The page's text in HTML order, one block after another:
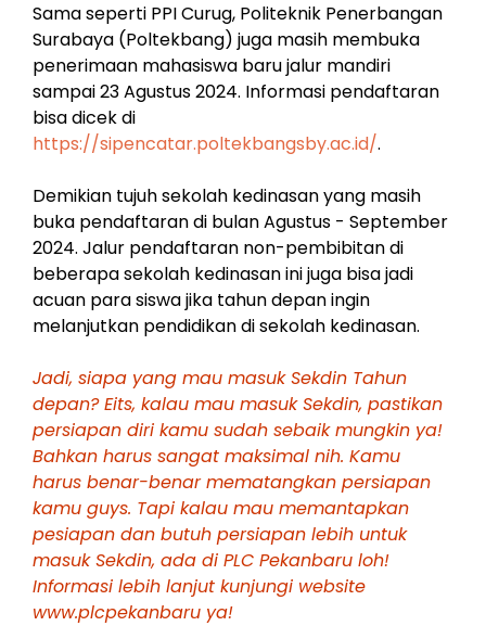
Sama seperti PPI Curug, Politeknik Penerbangan
Surabaya (Poltekbang) juga masih membuka
penerimaan mahasiswa baru jalur mandiri
sampai 23 Agustus 2024. Informasi pendaftaran
bisa dicek di
https://sipencatar.poltekbangsby.ac.id/.
Demikian tujuh sekolah kedinasan yang masih
buka pendaftaran di bulan Agustus - September
2024. Jalur pendaftaran non-pembibitan di
beberapa sekolah kedinasan ini juga bisa jadi
acuan para siswa jika tahun depan ingin
melanjutkan pendidikan di sekolah kedinasan.
Jadi, siapa yang mau masuk Sekdin Tahun
depan? Eits, kalau mau masuk Sekdin, pastikan
persiapan diri kamu sudah sebaik mungkin ya!
Bahkan harus sangat maksimal nih. Kamu
harus benar-benar mematangkan persiapan
kamu guys. Tapi kalau mau memantapkan
pesiapan dan butuh persiapan lebih untuk
masuk Sekdin, ada di PLC Pekanbaru loh!
Informasi lebih lanjut kunjungi website
www.plcpekanbaru ya!